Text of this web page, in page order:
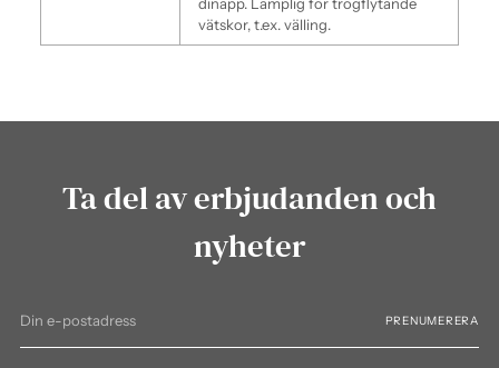
vätskor, t.ex. välling.
Ta del av erbjudanden och
nyheter
e-
postadress
PRENUMERERA